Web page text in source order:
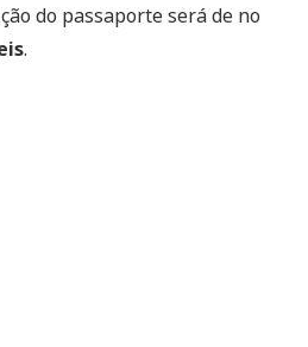
do passaporte será de no
.